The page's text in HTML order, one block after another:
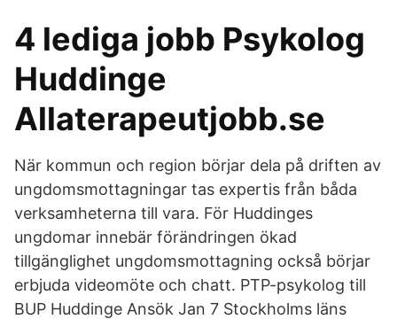
4 lediga jobb Psykolog
Huddinge
Allaterapeutjobb.se
När kommun och region börjar dela på driften av
ungdomsmottagningar tas expertis från båda
verksamheterna till vara. För Huddinges
ungdomar innebär förändringen ökad
tillgänglighet ungdomsmottagning också börjar
erbjuda videomöte och chatt. PTP-psykolog till
BUP Huddinge Ansök Jan 7 Stockholms läns